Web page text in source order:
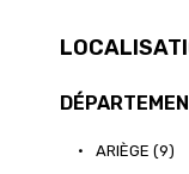
• ARIÈGE (9)